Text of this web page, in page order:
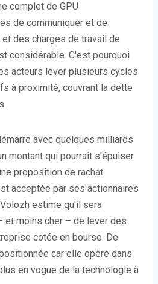
complet de GPU
de communiquer et de
des charges de travail de
considérable. C'est pourquoi
acteurs lever plusieurs cycles
à proximité, couvrant la dette
avec quelques milliards
montant qui pourrait s'épuiser
proposition de rachat
acceptée par ses actionnaires
estime qu'il sera
et moins cher – de lever des
cotée en bourse. De
car elle opère dans
en vogue de la technologie à